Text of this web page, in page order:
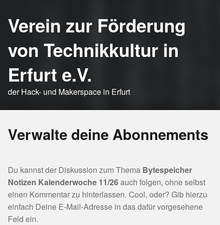
Verein zur Förderung
von Technikkultur in
Erfurt e.V.
der Hack- und Makerspace in Erfurt
Verwalte deine Abonnements
Du kannst der Diskussion zum Thema Bytespeicher
Notizen Kalenderwoche 11/26auch folgen, ohne selbst
einen Kommentar zu hinterlassen. Cool, oder? Gib hierzu
einfach Deine E-Mail-Adresse in das dafür vorgesehene
Feld ein.